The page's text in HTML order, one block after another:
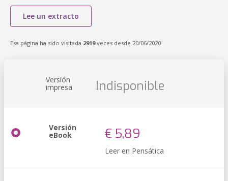
Lee un extracto
Esa página ha sido visitada 2919veces desde 20/06/2020
Versión
impresa Indisponible
Versión
eBook € 5,89
Leer en Pensática